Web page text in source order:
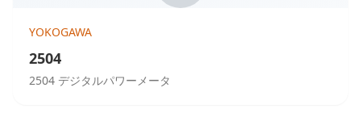
YOKOGAWA
2504
2504 デジタルパワーメータ